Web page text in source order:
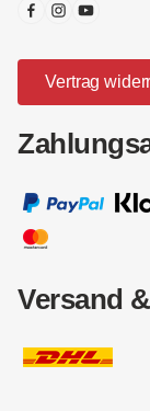
Vertrag
Versand